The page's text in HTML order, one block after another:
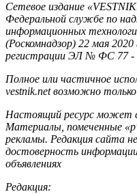
Сетевое издание
Федеральной службе по
информационных
(Роскомнадзор) 22 мая
регистрации ЭЛ № ФС 77 -
Полное или частичное
vestnik.net возможно
Настоящий ресурс может
Материалы, помеченные
рекламы. Редакция сайта
достоверность
объявлениях
Редакция: